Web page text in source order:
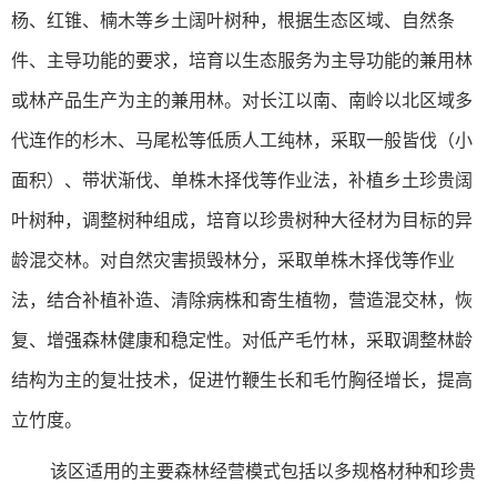
杨、红锥、楠木等乡土阔叶树种，根据生态区域、自然条
件、主导功能的要求，培育以生态服务为主导功能的兼用林
或林产品生产为主的兼用林。对长江以南、南岭以北区域多
代连作的杉木、马尾松等低质人工纯林，采取一般皆伐（小
面积）、带状渐伐、单株木择伐等作业法，补植乡土珍贵阔
叶树种，调整树种组成，培育以珍贵树种大径材为目标的异
龄混交林。对自然灾害损毁林分，采取单株木择伐等作业
法，结合补植补造、清除病株和寄生植物，营造混交林，恢
复、增强森林健康和稳定性。对低产毛竹林，采取调整林龄
结构为主的复壮技术，促进竹鞭生长和毛竹胸径增长，提高
立竹度。
该区适用的主要森林经营模式包括以多规格材种和珍贵